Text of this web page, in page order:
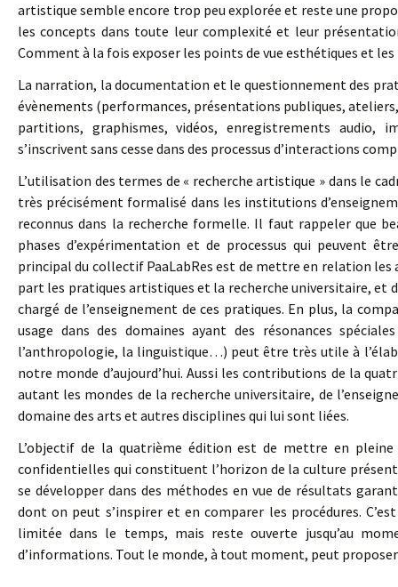
artistique semble encore trop peu explorée et reste une
les concepts dans toute leur complexité et leur
Comment à la fois exposer les points de vue esthétiques et
La narration, la documentation et le questionnement des
évènements (performances, présentations publiques,
partitions, graphismes, vidéos, enregistrements audio,
s’inscrivent sans cesse dans des processus d’interactions
L’utilisation des termes de « recherche artistique » dans le
très précisément formalisé dans les institutions
reconnus dans la recherche formelle. Il faut rappeler que
phases d’expérimentation et de processus qui peuvent
principal du collectif PaaLabRes est de mettre en relation
part les pratiques artistiques et la recherche universitaire, et
chargé de l’enseignement de ces pratiques. En plus, la
usage dans des domaines ayant des résonances
l’anthropologie, la linguistique…) peut être très utile à
notre monde d’aujourd’hui. Aussi les contributions de la
autant les mondes de la recherche universitaire, de
domaine des arts et autres disciplines qui lui sont liées.
L’objectif de la quatrième édition est de mettre en
confidentielles qui constituent l’horizon de la culture
se développer dans des méthodes en vue de résultats
dont on peut s’inspirer et en comparer les procédures.
limitée dans le temps, mais reste ouverte jusqu’au
d’informations. Tout le monde, à tout moment, peut